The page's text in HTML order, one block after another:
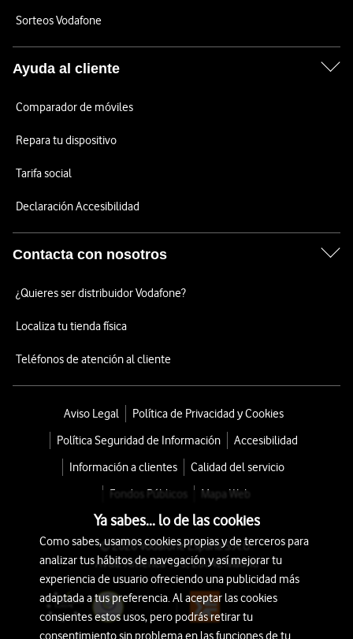
Sorteos Vodafone
Ayuda al cliente
Comparador de móviles
Repara tu dispositivo
Tarifa social
Declaración Accesibilidad
Contacta con nosotros
¿Quieres ser distribuidor Vodafone?
Localiza tu tienda física
Teléfonos de atención al cliente
Aviso Legal
Política de Privacidad y Cookies
Política Seguridad de Información
Accesibilidad
Información a clientes
Calidad del servicio
Fondos Públicos
Mapa Web
© 2026 Vodafone España S.A.U.
Avda. América 115, 28042 Madrid
Ya sabes... lo de las cookies
Como sabes, usamos cookies propias y de terceros para
analizar tus hábitos de navegación y así mejorar tu
experiencia de usuario ofreciendo una publicidad más
adaptada a tus preferencia. Al aceptar las cookies
consientes estos usos, pero podrás retirar tu
consentimiento sin problema en las funciones de tu